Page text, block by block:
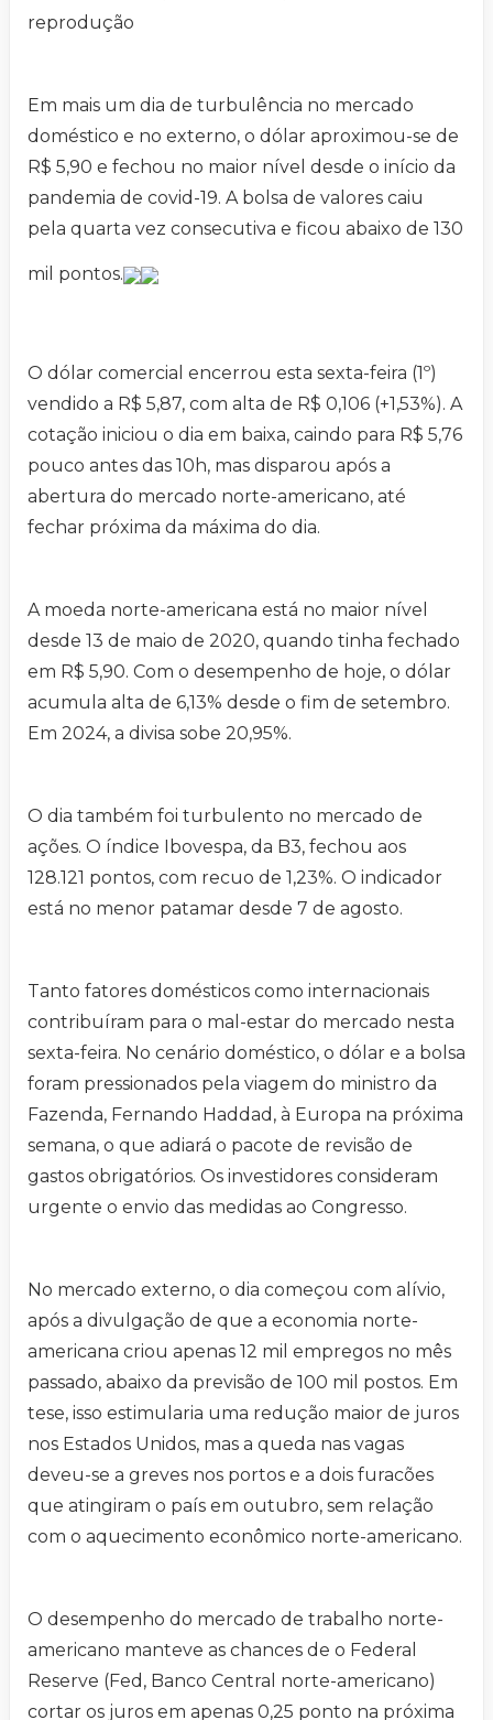
reprodução
Em mais um dia de turbulência no mercado
doméstico e no externo, o dólar aproximou-se de
R$ 5,90 e fechou no maior nível desde o início da
pandemia de covid-19. A bolsa de valores caiu
pela quarta vez consecutiva e ficou abaixo de 130
mil pontos.
O dólar comercial encerrou esta sexta-feira (1º)
vendido a R$ 5,87, com alta de R$ 0,106 (+1,53%). A
cotação iniciou o dia em baixa, caindo para R$ 5,76
pouco antes das 10h, mas disparou após a
abertura do mercado norte-americano, até
fechar próxima da máxima do dia.
A moeda norte-americana está no maior nível
desde 13 de maio de 2020, quando tinha fechado
em R$ 5,90. Com o desempenho de hoje, o dólar
acumula alta de 6,13% desde o fim de setembro.
Em 2024, a divisa sobe 20,95%.
O dia também foi turbulento no mercado de
ações. O índice Ibovespa, da B3, fechou aos
128.121 pontos, com recuo de 1,23%. O indicador
está no menor patamar desde 7 de agosto.
Tanto fatores domésticos como internacionais
contribuíram para o mal-estar do mercado nesta
sexta-feira. No cenário doméstico, o dólar e a bolsa
foram pressionados pela viagem do ministro da
Fazenda, Fernando Haddad, à Europa na próxima
semana, o que adiará o pacote de revisão de
gastos obrigatórios. Os investidores consideram
urgente o envio das medidas ao Congresso.
No mercado externo, o dia começou com alívio,
após a divulgação de que a economia norte-
americana criou apenas 12 mil empregos no mês
passado, abaixo da previsão de 100 mil postos. Em
tese, isso estimularia uma redução maior de juros
nos Estados Unidos, mas a queda nas vagas
deveu-se a greves nos portos e a dois furacões
que atingiram o país em outubro, sem relação
com o aquecimento econômico norte-americano.
O desempenho do mercado de trabalho norte-
americano manteve as chances de o Federal
Reserve (Fed, Banco Central norte-americano)
cortar os juros em apenas 0,25 ponto na próxima